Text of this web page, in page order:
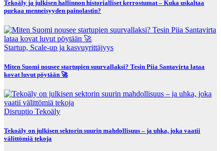
Tekoäly ja julkisen hallinnon historialliset kerrostumat – Kuka uskaltaa
purkaa menneisyyden painolastin?
Startup, Scale-up ja kasvuyrittäjyys
Miten Suomi nousee startupien suurvallaksi? Tesin Piia Santavirta lataa
kovat luvut pöytään 🚀
Disruptio Tekoäly
Tekoäly on julkisen sektorin suurin mahdollisuus – ja uhka, joka vaatii
välittömiä tekoja